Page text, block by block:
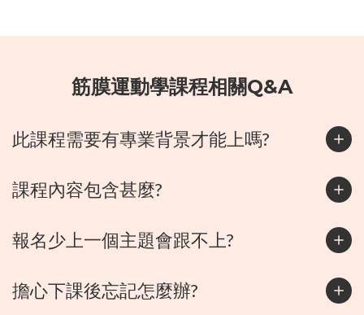
筋膜運動學課程相關Q&A
此課程需要有專業背景才能上嗎?
課程內容包含甚麼?
報名少上一個主題會跟不上?
擔心下課後忘記怎麼辦?